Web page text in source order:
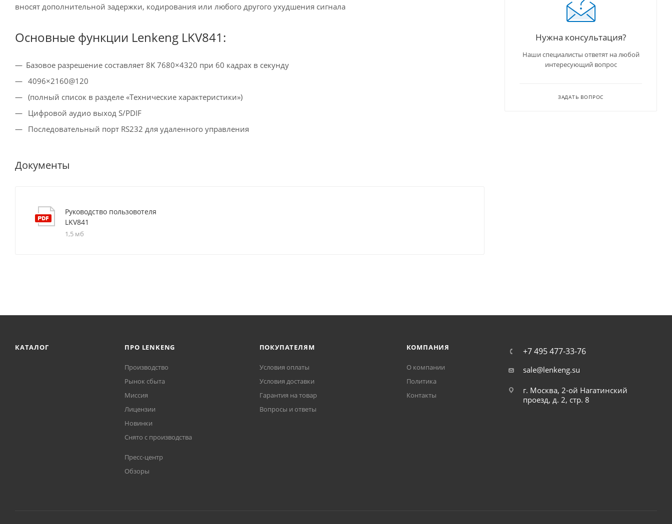
вносят дополнительной задержки, кодирования или любого другого ухудшения сигнала
Основные функции Lenkeng LKV841:
Базовое разрешение составляет 8K 7680×4320 при 60 кадрах в секунду
4096×2160@120
(полный список в разделе «Технические характеристики»)
Цифровой аудио выход S/PDIF
Последовательный порт RS232 для удаленного управления
Документы
Руководство пользовотеля
LKV841
1,5 мб
Нужна консультация?
Наши специалисты ответят на любой
интересующий вопрос
ЗАДАТЬ ВОПРОС
КАТАЛОГ ПРО LENKENG
Производство
Рынок сбыта
Миссия
Лицензии
Новинки
Снято с производства
Пресс-центр
Обзоры
ПОКУПАТЕЛЯМ
Условия оплаты
Условия доставки
Гарантия на товар
Вопросы и ответы
КОМПАНИЯ
О компании
Политика
Контакты
+7 495 477-33-76
sale@lenkeng.su
г. Москва, 2-ой Нагатинский
проезд, д. 2, стр. 8